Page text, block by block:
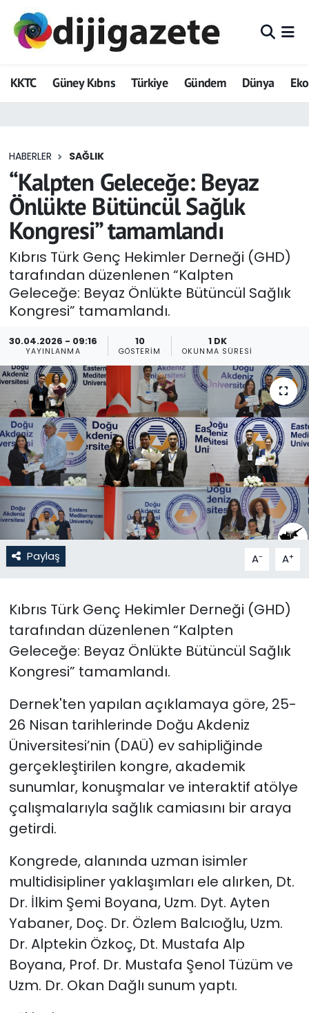
KKTC Güney Kıbrıs Türkiye Gündem Dünya
HABERLER SAĞLIK
“Kalpten Geleceğe: Beyaz
Önlükte Bütüncül Sağlık
Kongresi” tamamlandı
Kıbrıs Türk Genç Hekimler Derneği (GHD)
tarafından düzenlenen “Kalpten
Geleceğe: Beyaz Önlükte Bütüncül Sağlık
Kongresi” tamamlandı.
30.04.2026 - 09:16
YAYINLANMA
10
GÖSTERIM
1 DK
OKUNMA SÜRESI
Paylaş A- A+
Kıbrıs Türk Genç Hekimler Derneği (GHD)
tarafından düzenlenen “Kalpten
Geleceğe: Beyaz Önlükte Bütüncül Sağlık
Kongresi” tamamlandı.
Dernek'ten yapılan açıklamaya göre, 25-
26 Nisan tarihlerinde Doğu Akdeniz
Üniversitesi’nin (DAÜ) ev sahipliğinde
gerçekleştirilen kongre, akademik
sunumlar, konuşmalar ve interaktif atölye
çalışmalarıyla sağlık camiasını bir araya
getirdi.
Kongrede, alanında uzman isimler
multidisipliner yaklaşımları ele alırken, Dt.
Dr. İlkim Şemi Boyana, Uzm. Dyt. Ayten
Yabaner, Doç. Dr. Özlem Balcıoğlu, Uzm.
Dr. Alptekin Özkoç, Dt. Mustafa Alp
Boyana, Prof. Dr. Mustafa Şenol Tüzüm ve
Uzm. Dr. Okan Dağlı sunum yaptı.
ADVERTORIAL
Dijigazete
Eğitim
Ekonomi
Foto Galeri
GEZİ
Güncel
Gündem
KKTC
KKTC YEREL SEÇİM 2018
Kültür Sanat
Magazin
Moda
Nöbetçi Eczaneler
Politika
SAĞLIK
Teknoloji
TÜRKiYE
Video Galeri
YAŞAM
Yazarlar
Hava Durumu
Trafik Durumu
Tüm Manşetler
Son Dakika Haberleri
Haber Arşivi